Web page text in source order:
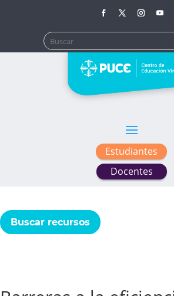
Buscar:
Estudiantes
Docentes
Buscar recursos